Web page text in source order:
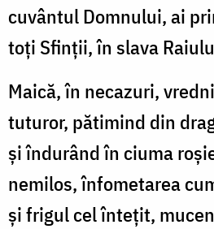
cuvântul Domnului, ai
toți Sfinții, în slava
Maică, în necazuri,
tuturor, pătimind din
și îndurând în ciuma
nemilos, înfometarea
și frigul cel întețit,